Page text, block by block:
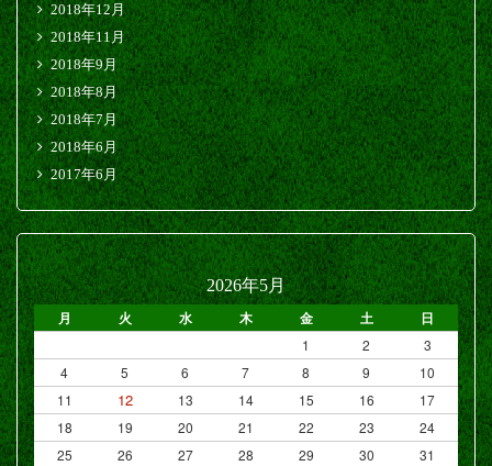
2018年12月
2018年11月
2018年9月
2018年8月
2018年7月
2018年6月
2017年6月
2026年5月
月 火 水 木 金 土 日
1 2
3
4
5 6 7 8 9
10
11
12 13 14 15 16
17
18
19 20 21 22 23
24
25
26 27 28 29 30 31